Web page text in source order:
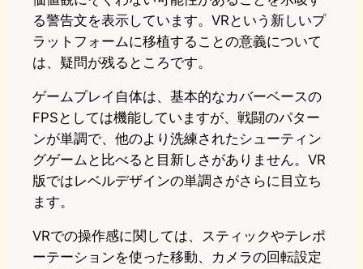
る警告文を表示しています。VRという新しいプ
ラットフォームに移植することの意義について
は、疑問が残るところです。
ゲームプレイ自体は、基本的なカバーベースの
FPSとしては機能していますが、戦闘のパター
ンが単調で、他のより洗練されたシューティン
グゲームと比べると目新しさがありません。VR
版ではレベルデザインの単調さがさらに目立ち
ます。
VRでの操作感に関しては、スティックやテレポ
ーテーションを使った移動、カメラの回転設定